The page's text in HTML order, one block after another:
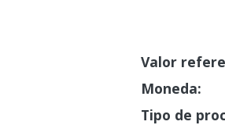
Valor
Moneda:
Tipo de